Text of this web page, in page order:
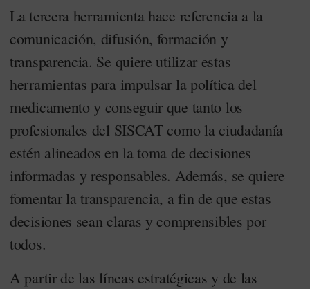
La tercera herramienta hace referencia a la
comunicación, difusión, formación y
transparencia. Se quiere utilizar estas
herramientas para impulsar la política del
medicamento y conseguir que tanto los
profesionales del SISCAT como la ciudadanía
estén alineados en la toma de decisiones
informadas y responsables. Además, se quiere
fomentar la transparencia, a fin de que estas
decisiones sean claras y comprensibles por
todos.
A partir de las líneas estratégicas y de las